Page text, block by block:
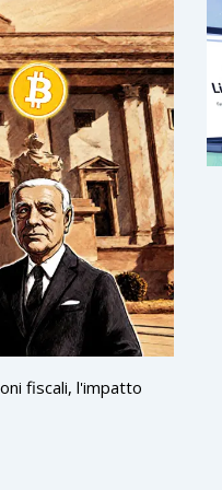
fiscali, l'impatto